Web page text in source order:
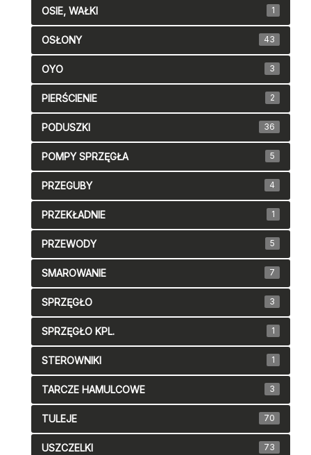
OSIE, WAŁKI 1
OSŁONY 43
OYO 3
PIERŚCIENIE 2
PODUSZKI 36
POMPY SPRZĘGŁA 5
PRZEGUBY 4
PRZEKŁADNIE 1
PRZEWODY 5
SMAROWANIE 7
SPRZĘGŁO 3
SPRZĘGŁO KPL. 1
STEROWNIKI 1
TARCZE HAMULCOWE 3
TULEJE 70
USZCZELKI 73